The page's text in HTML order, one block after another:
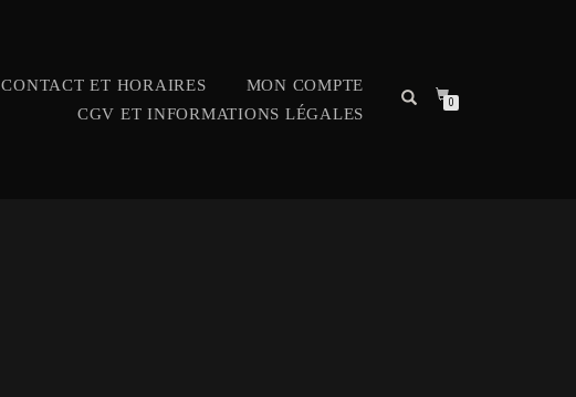
CONTACT ET HORAIRES
MON COMPTE
CGV ET INFORMATIONS LÉGALES
0